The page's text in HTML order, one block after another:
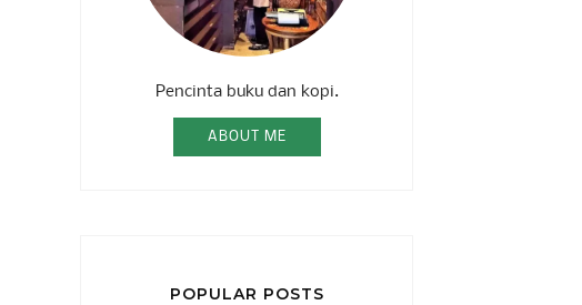
Pencinta buku dan kopi.
ABOUT ME
POPULAR POSTS